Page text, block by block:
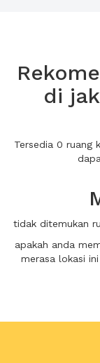
di
Tersedia 0 ruang
tidak ditemukan
apakah anda
merasa lokasi